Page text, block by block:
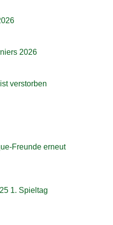
2026
verstorben
Freunde erneut
1. Spieltag